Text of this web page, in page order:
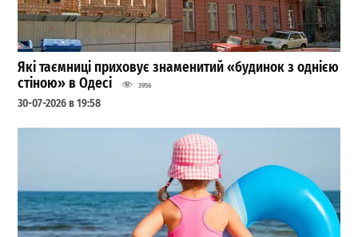
Які таємниці приховує знаменитий «будинок з однією
стіною» в Одесі
3956
30-07-2026 в 19:58